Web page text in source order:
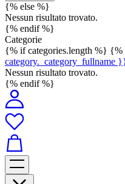
{% else %}
Nessun risultato trovato.
{% endif %}
Categorie
{% if categories.length %} {%
category._category_fullname
Nessun risultato trovato.
{% endif %}